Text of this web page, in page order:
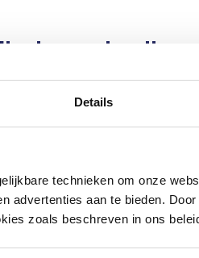
Details
technieken om onze
advertenties aan te bieden.
zoals beschreven in ons
met